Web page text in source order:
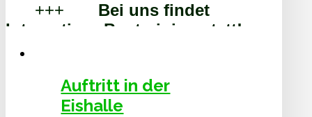
+++ Bei uns findet
Integratives Boxtraining statt!
+++
uns richtig!+++
Willkommen beim BoxTeam Essen
Auftritt in der
Eishalle